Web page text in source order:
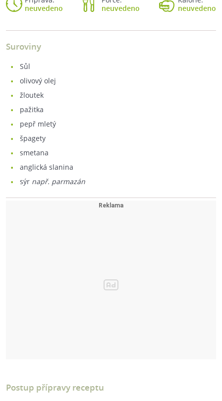
neuvedeno
neuvedeno
neuvedeno
Suroviny
sůl
olivový olej
žloutek
pažitka
pepř mletý
špagety
smetana
anglická slanina
sýr např. parmazán
Postup přípravy receptu